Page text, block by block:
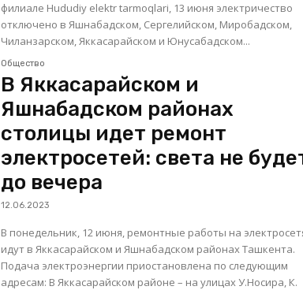
филиале Hududiy elektr tarmoqlari, 13 июня электричество
отключено в Яшнабадском, Сергелийском, Миробадском,
Чиланзарском, Яккасарайском и Юнусабадском...
Общество
В Яккасарайском и
Яшнабадском районах
столицы идет ремонт
электросетей: света не
до вечера
12.06.2023
В понедельник, 12 июня, ремонтные работы на
идут в Яккасарайском и Яшнабадском районах Ташкента.
Подача электроэнергии приостановлена​ по следующим
адресам: В Яккасарайском районе – на улицах У.Носира, К.